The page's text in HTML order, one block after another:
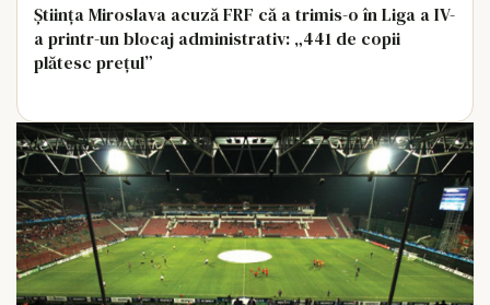
Știința Miroslava acuză FRF că a trimis-o în Liga a IV-
a printr-un blocaj administrativ: „441 de copii
plătesc prețul”